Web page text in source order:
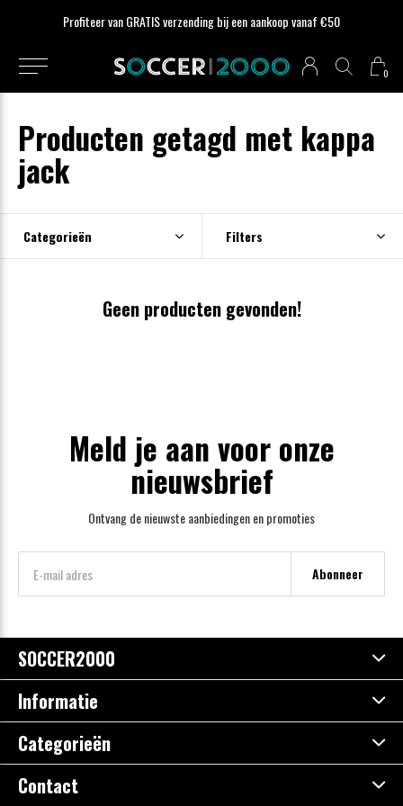
0
Profiteer van GRATIS verzending bij een aankoop vanaf €50
Producten getagd met kappa
jack
Categorieën Filters
Geen producten gevonden!
Meld je aan voor onze
nieuwsbrief
Ontvang de nieuwste aanbiedingen en promoties
Abonneer
SOCCER2000
Informatie
Categorieën
Contact